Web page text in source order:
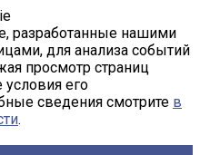
разработанные нашими
для анализа событий
просмотр страниц
его
сведения смотрите в
.